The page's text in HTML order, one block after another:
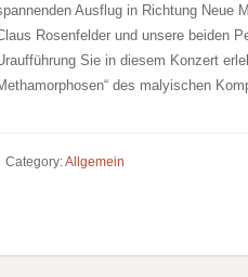
Ausflug in Richtung Neue
Rosenfelder und unsere beiden
Sie in diesem Konzert
des malyischen
Category:Allgemein